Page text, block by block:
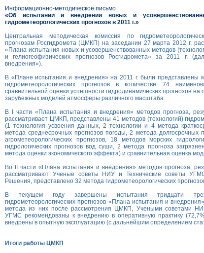
Информационно-методическое письмо
«Об испытании и внедрении новых и
гидрометеорологических прогнозов в 2011 г.»
Центральная методическая комиссия по
прогнозам Росгидромета (ЦМКП) на заседании 27 марта 2012 г.
«Плана испытания новых и усовершенствованных методов
и гелиогеофизических прогнозов Росгидромета» за 2011 г.
внедрения»).
В «Плане испытания и внедрения» на 2011 г. были представлены
гидрометеорологических прогнозов в количестве 74
сравнительной оценки успешности гидродинамических прогнозов на
зарубежных моделей атмосферы различного масштаба.
В I части «Плана испытания и внедрения» методов прогноза,
рассматривает ЦМКП, представлены 41 методов (технологий)
(1 технология усвоения данных, 2 технологии и 4 метода
метода среднесрочных прогнозов погоды, 2 метода долгосрочных
агрометеорологических прогнозов, 18 методов морских
гидрологических прогнозов вод суши, 2 метода прогноза
метода оценки экономического эффекта) и сравнительная оценка
Во II части «Плана испытания и внедрения» методов прогноза,
рассматривают Ученые советы НИУ и Технические советы
Решения, представлено 32 метода гидрометеорологических
В текущем году завершены испытания тридцати
гидрометеорологических прогнозов «Плана испытания и
метода из них после рассмотрения ЦМКП, Учеными советами
УГМС рекомендованы к внедрению в оперативную практику
внедрены в опытную эксплуатацию (с дальнейшим определением
Итоги работы ЦМКП